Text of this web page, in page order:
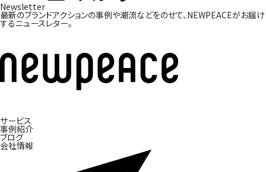
Newsletter
最新のブランドアクションの事例や潮流などをのせて、NEWPEACEがお届け
するニュースレター。
サービス
ブランド開
事例紹介
ブログ
会社情報